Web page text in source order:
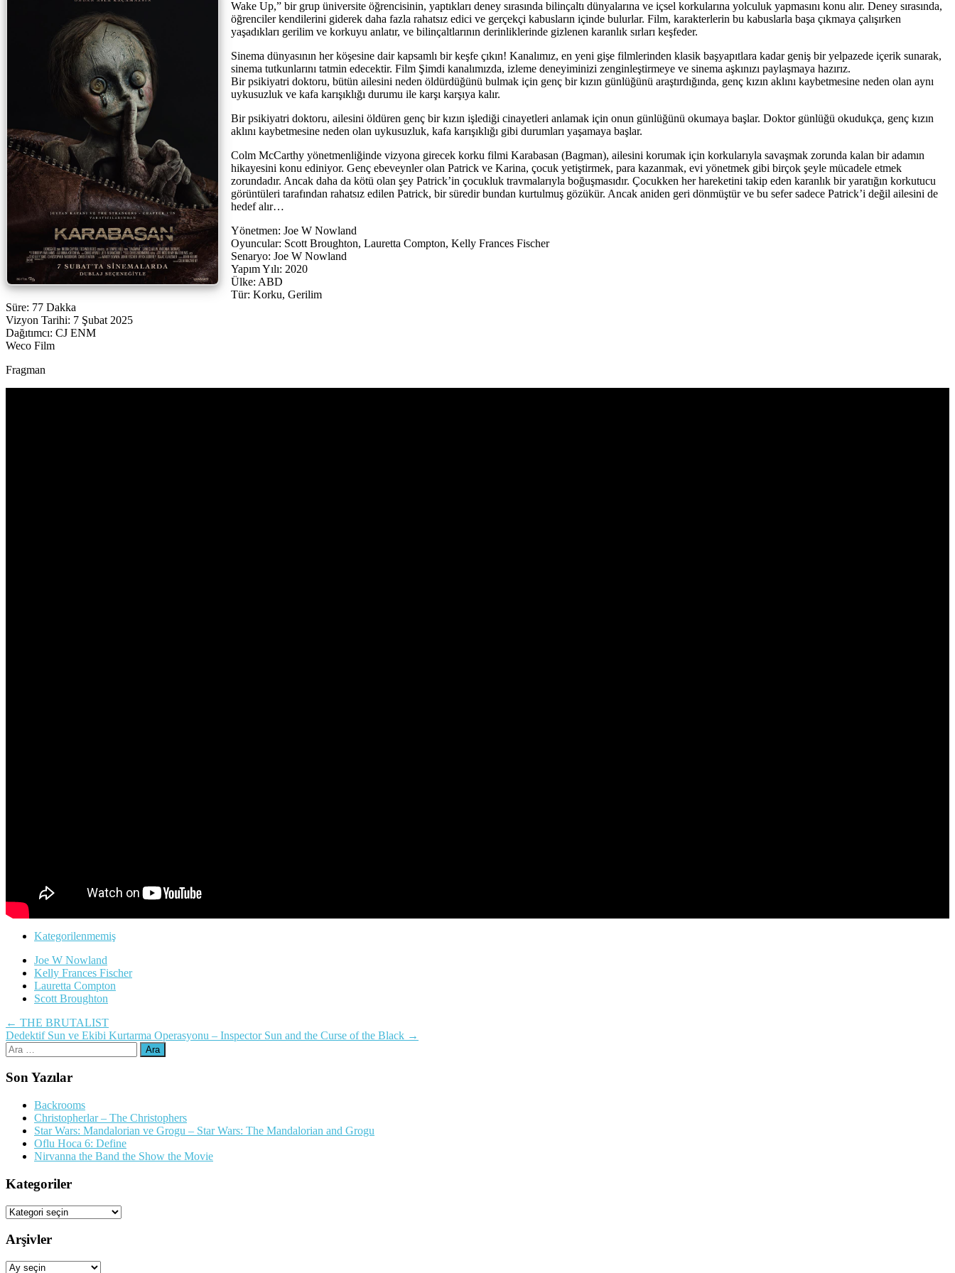
Wake Up,” bir grup üniversite öğrencisinin, yaptıkları deney sırasında bilinçaltı dünyalarına ve içsel korkularına yolculuk yapmasını konu alır. Deney sırasında,
öğrenciler kendilerini giderek daha fazla rahatsız edici ve gerçekçi kabusların içinde bulurlar. Film, karakterlerin bu kabuslarla başa çıkmaya çalışırken
yaşadıkları gerilim ve korkuyu anlatır, ve bilinçaltlarının derinliklerinde gizlenen karanlık sırları keşfeder.
Sinema dünyasının her köşesine dair kapsamlı bir keşfe çıkın! Kanalımız, en yeni gişe filmlerinden klasik başyapıtlara kadar geniş bir yelpazede içerik sunarak,
sinema tutkunlarını tatmin edecektir. Film Şimdi kanalımızda, izleme deneyiminizi zenginleştirmeye ve sinema aşkınızı paylaşmaya hazırız.
Bir psikiyatri doktoru, bütün ailesini neden öldürdüğünü bulmak için genç bir kızın günlüğünü araştırdığında, genç kızın aklını kaybetmesine neden olan aynı
uykusuzluk ve kafa karışıklığı durumu ile karşı karşıya kalır.
Bir psikiyatri doktoru, ailesini öldüren genç bir kızın işlediği cinayetleri anlamak için onun günlüğünü okumaya başlar. Doktor günlüğü okudukça, genç kızın
aklını kaybetmesine neden olan uykusuzluk, kafa karışıklığı gibi durumları yaşamaya başlar.
Colm McCarthy yönetmenliğinde vizyona girecek korku filmi Karabasan (Bagman), ailesini korumak için korkularıyla savaşmak zorunda kalan bir adamın
hikayesini konu ediniyor. Genç ebeveynler olan Patrick ve Karina, çocuk yetiştirmek, para kazanmak, evi yönetmek gibi birçok şeyle mücadele etmek
zorundadır. Ancak daha da kötü olan şey Patrick’in çocukluk travmalarıyla boğuşmasıdır. Çocukken her hareketini takip eden karanlık bir yaratığın korkutucu
görüntüleri tarafından rahatsız edilen Patrick, bir süredir bundan kurtulmuş gözükür. Ancak aniden geri dönmüştür ve bu sefer sadece Patrick’i değil ailesini de
hedef alır…
Yönetmen: Joe W Nowland
Oyuncular: Scott Broughton, Lauretta Compton, Kelly Frances Fischer
Senaryo: Joe W Nowland
Yapım Yılı: 2020
Ülke: ABD
Tür: Korku, Gerilim
Süre: 77 Dakka
Vizyon Tarihi: 7 Şubat 2025
Dağıtımcı: CJ ENM
Weco Film
Fragman
Kategorilenmemiş
Joe W Nowland
Kelly Frances Fischer
Lauretta Compton
Scott Broughton
Yazı
dolaşımı
← THE BRUTALIST
Dedektif Sun ve Ekibi Kurtarma Operasyonu – Inspector Sun and the Curse of the Black →
Arama:
Son Yazılar
Backrooms
Christopherlar – The Christophers
Star Wars: Mandalorian ve Grogu – Star Wars: The Mandalorian and Grogu
Oflu Hoca 6: Define
Nirvanna the Band the Show the Movie
Kategoriler
Kategoriler
Arşivler
Arşivler